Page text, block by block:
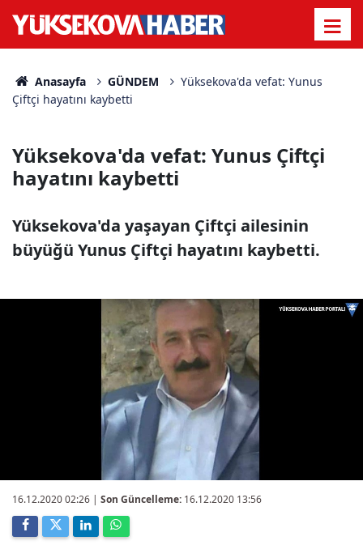
Anasayfa GÜNDEM
Yüksekova'da vefat: Yunus
Çiftçi hayatını kaybetti
Yüksekova'da vefat: Yunus Çiftçi
hayatını kaybetti
Yüksekova'da yaşayan Çiftçi ailesinin
büyüğü Yunus Çiftçi hayatını kaybetti.
16.12.2020 02:26 | Son Güncelleme: 16.12.2020 13:56